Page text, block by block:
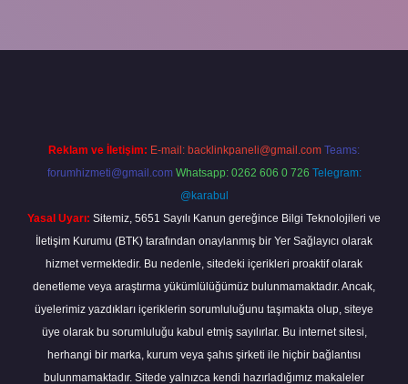
Reklam ve İletişim: E-mail: backlinkpaneli@gmail.com Teams:
forumhizmeti@gmail.com Whatsapp: 0262 606 0 726 Telegram:
@karabul
Yasal Uyarı: Sitemiz, 5651 Sayılı Kanun gereğince Bilgi Teknolojileri ve
İletişim Kurumu (BTK) tarafından onaylanmış bir Yer Sağlayıcı olarak
hizmet vermektedir. Bu nedenle, sitedeki içerikleri proaktif olarak
denetleme veya araştırma yükümlülüğümüz bulunmamaktadır. Ancak,
üyelerimiz yazdıkları içeriklerin sorumluluğunu taşımakta olup, siteye
üye olarak bu sorumluluğu kabul etmiş sayılırlar. Bu internet sitesi,
herhangi bir marka, kurum veya şahıs şirketi ile hiçbir bağlantısı
bulunmamaktadır. Sitede yalnızca kendi hazırladığımız makaleler